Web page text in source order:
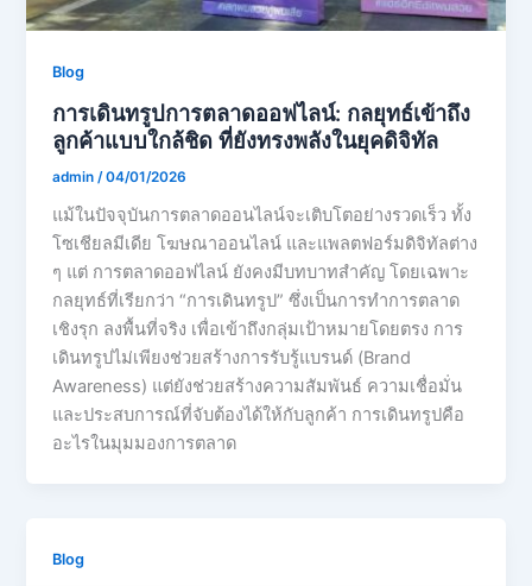
Blog
การเดินทรูปการตลาดออฟไลน์: กลยุทธ์เข้าถึง
ลูกค้าแบบใกล้ชิด ที่ยังทรงพลังในยุคดิจิทัล
admin /04/01/2026
แม้ในปัจจุบันการตลาดออนไลน์จะเติบโตอย่างรวดเร็ว ทั้ง
โซเชียลมีเดีย โฆษณาออนไลน์ และแพลตฟอร์มดิจิทัลต่าง
ๆ แต่ การตลาดออฟไลน์ ยังคงมีบทบาทสำคัญ โดยเฉพาะ
กลยุทธ์ที่เรียกว่า “การเดินทรูป” ซึ่งเป็นการทำการตลาด
เชิงรุก ลงพื้นที่จริง เพื่อเข้าถึงกลุ่มเป้าหมายโดยตรง การ
เดินทรูปไม่เพียงช่วยสร้างการรับรู้แบรนด์ (Brand
Awareness) แต่ยังช่วยสร้างความสัมพันธ์ ความเชื่อมั่น
และประสบการณ์ที่จับต้องได้ให้กับลูกค้า การเดินทรูปคือ
อะไรในมุมมองการตลาด
Blog